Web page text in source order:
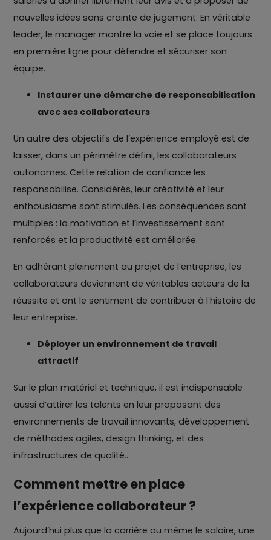
nouvelles idées sans crainte de jugement. En véritable
leader, le manager montre la voie et se place toujours
en première ligne pour défendre et sécuriser son
équipe.
Instaurer une démarche de responsabilisation
avec ses collaborateurs
Un autre des objectifs de l’expérience employé est de
laisser, dans un périmètre défini, les collaborateurs
autonomes. Cette relation de confiance les
responsabilise. Considérés, leur créativité et leur
enthousiasme sont stimulés. Les conséquences sont
multiples : la motivation et l’investissement sont
renforcés et la productivité est améliorée.
En adhérant pleinement au projet de l’entreprise, les
collaborateurs deviennent de véritables acteurs de la
réussite et ont le sentiment de contribuer à l’histoire de
leur entreprise.
Déployer un environnement de travail
attractif
Sur le plan matériel et technique, il est indispensable
aussi d’attirer les talents en leur proposant des
environnements de travail innovants, développement
de méthodes agiles, design thinking, et des
infrastructures de qualité...
Comment mettre en place
l’expérience collaborateur ?
Aujourd’hui plus que la carrière ou même le salaire, une